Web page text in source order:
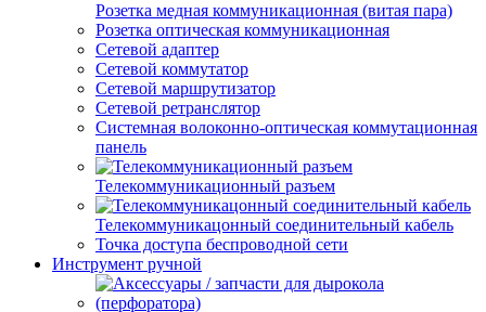
Розетка медная коммуникационная (витая пара)
Розетка оптическая коммуникационная
Сетевой адаптер
Сетевой коммутатор
Сетевой маршрутизатор
Сетевой ретранслятор
Системная волоконно-оптическая коммутационная
панель
Телекоммуникационный разъем
Телекоммуникацонный соединительный кабель
Точка доступа беспроводной сети
Инструмент ручной